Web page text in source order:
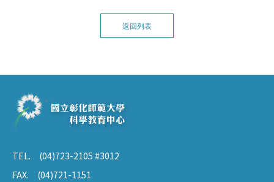
返回列表
TEL. (04)723-2105 #3012
FAX. (04)721-1151